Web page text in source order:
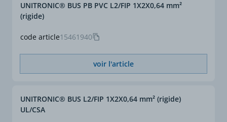
code article15461940
UNITRONIC® BUS PB PVC L2/FIP 1X2X0,64 mm²
(rigide)
voir l'article
UNITRONIC® BUS L2/FIP 1X2X0,64 mm² (rigide)
UL/CSA